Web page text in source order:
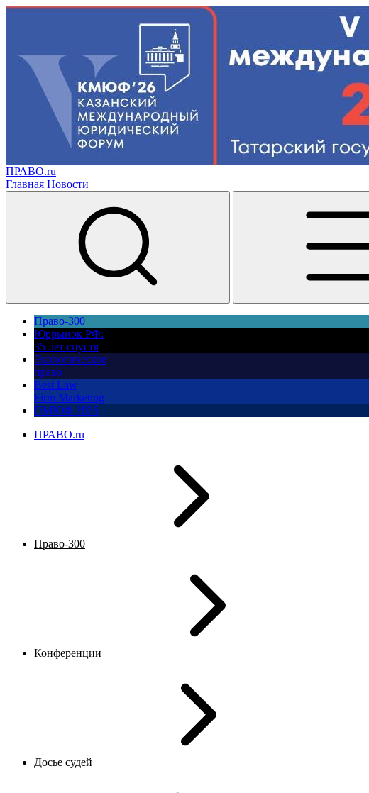
ПРАВО.ru
Главная Новости
Право-300
Юррынок РФ:
35 лет спустя
Экологическое
право
Best Law
Firm Marketing
ПМЮФ 2026
ПРАВО.ru
Право-300
Конференции
Досье судей